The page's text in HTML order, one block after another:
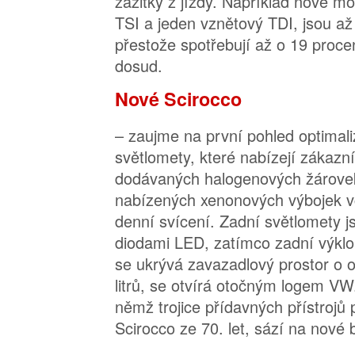
TSI a jeden vznětový TDI, jsou
přestože spotřebují až o 19
dosud.
Nové Scirocco
– zaujme na první pohled
světlomety, které nabízejí
dodávaných halogenových
nabízených xenonových výbojek
denní svícení. Zadní světlomety
diodami LED, zatímco zadní
se ukrývá zavazadlový prostor o
litrů, se otvírá otočným logem
němž trojice přídavných přístrojů
Scirocco ze 70. let, sází na nové